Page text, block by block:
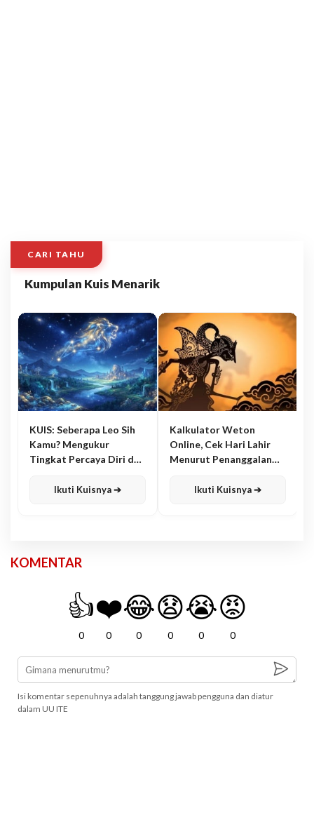
CARI TAHU
Kumpulan Kuis Menarik
KUIS: Seberapa Leo Sih
Kamu? Mengukur
Tingkat Percaya Diri dan
Ikuti Kuisnya ➔
Kalkulator Weton
Online, Cek Hari Lahir
Menurut Penanggalan
Ikuti Kuisnya ➔
KOMENTAR
👍
0
❤️
0
😂
0
😧
0
😭
0
😡
0
Isi komentar sepenuhnya adalah tanggung jawab pengguna dan diatur
dalam UU ITE